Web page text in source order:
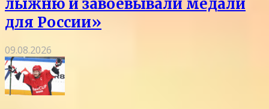
лыжню и завоевывали медали
для России»
09.08.2026